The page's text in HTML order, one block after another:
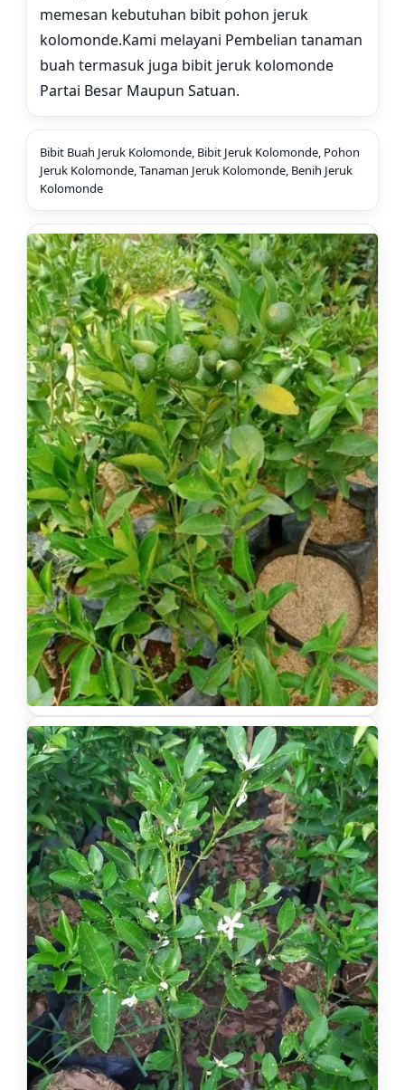
memesan kebutuhan bibit pohon jeruk
kolomonde.Kami melayani Pembelian tanaman
buah termasuk juga bibit jeruk kolomonde
Partai Besar Maupun Satuan.
Bibit Buah Jeruk Kolomonde, Bibit Jeruk Kolomonde, Pohon
Jeruk Kolomonde, Tanaman Jeruk Kolomonde, Benih Jeruk
Kolomonde